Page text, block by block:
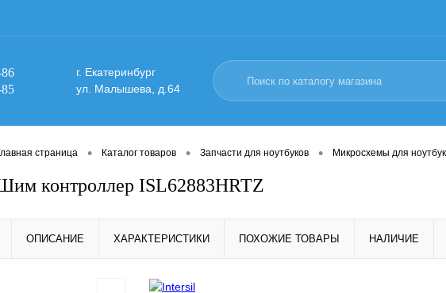
г. Екатеринбург
ул. Малышева, д.64
страница • Каталог товаров • Запчасти для ноутбуков • Микросхемы для
контроллер ISL62883HRTZ
ОПИСАНИЕ ХАРАКТЕРИСТИКИ ПОХОЖИЕ ТОВАРЫ НАЛИЧИЕ